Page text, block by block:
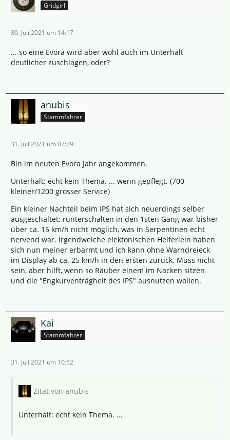
Gridgirl
30. Juli 2021 um 14:17
... so eine Evora wird aber wohl auch im Unterhalt
deutlicher zuschlagen, oder?
anubis
Stammfahrer
31. Juli 2021 um 07:29
Bin im neuten Evora Jahr angekommen.
Unterhalt: echt kein Thema. ... wenn gepflegt. (700
kleiner/1200 grosser Service)
Ein kleiner Nachteil beim IPS hat sich neuerdings selber
ausgeschaltet: runterschalten in den 1sten Gang war bisher
über ca. 15 km/h nicht möglich, was in Serpentinen echt
nervend war. Irgendwelche elektonischen Helferlein haben
sich nun meiner erbarmt und ich kann ohne Warndreieck
im Display ab ca. 25 km/h in den ersten zurück. Muss nicht
sein, aber hilft, wenn so Räuber einem im Nacken sitzen
und die "Engkurventrägheit des IPS" ausnutzen wollen.
Kai
Stammfahrer
31. Juli 2021 um 10:52
Zitat von anubis
Unterhalt: echt kein Thema. ...